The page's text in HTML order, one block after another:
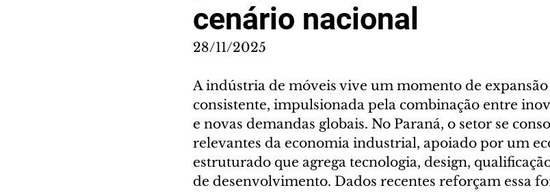
cenário nacional
28/11/2025
A indústria de móveis vive um momento de
consistente, impulsionada pela combinação entre
e novas demandas globais. No Paraná, o setor se
relevantes da economia industrial, apoiado por um
estruturado que agrega tecnologia, design,
de desenvolvimento. Dados recentes reforçam essa